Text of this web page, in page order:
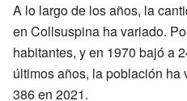
A lo largo de los años, la
en Collsuspina ha variado.
habitantes, y en 1970 bajó a
últimos años, la población ha
386 en 2021.